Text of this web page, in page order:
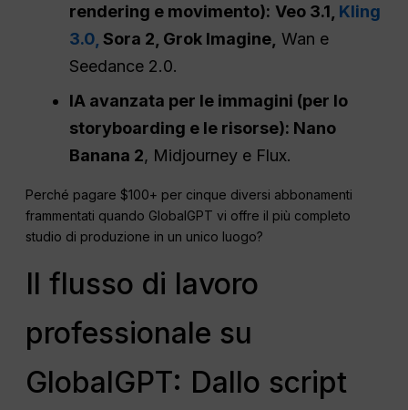
rendering e movimento): Veo 3.1, Kling
3.0,Sora 2, Grok Imagine, Wan e
Seedance 2.0.
IA avanzata per le immagini (per lo
storyboarding e le risorse): Nano
Banana 2, Midjourney e Flux.
Perché pagare $100+ per cinque diversi abbonamenti
frammentati quando GlobalGPT vi offre il più completo
studio di produzione in un unico luogo?
Il flusso di lavoro
professionale su
GlobalGPT: Dallo script